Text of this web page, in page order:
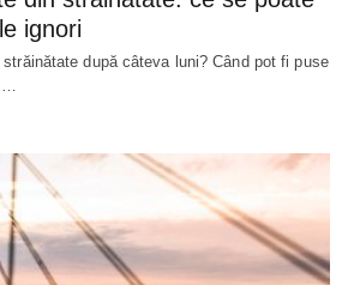
ignori
după câteva luni? Când pot fi puse